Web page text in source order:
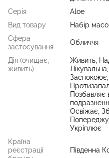
Серія
Aloe
Вид товару
Набір
Сфера
застосування
Обличчя
Дія (очищає,
живить)
Живить,
Заспокоює,
Позбавляє
Освіжає,
Укріплює
Країна
реєстрації
Південна